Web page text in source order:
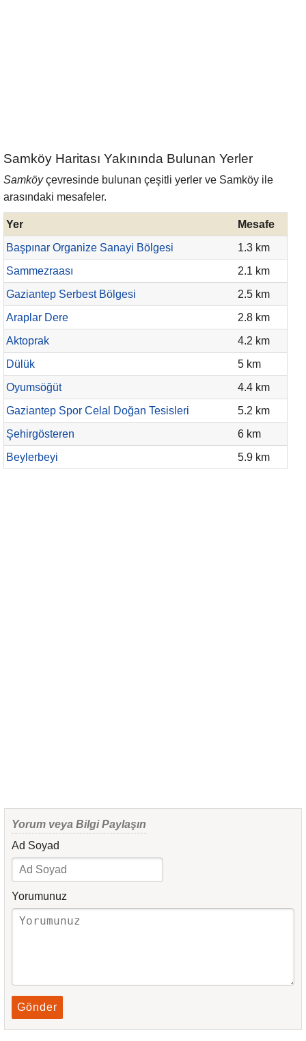
Samköy Haritası Yakınında Bulunan Yerler
Samköyçevresinde bulunan çeşitli yerler ve Samköy ile
arasındaki mesafeler.
Yer
Mesafe
Başpınar Organize Sanayi Bölgesi
1.3 km
Sammezraası
2.1 km
Gaziantep Serbest Bölgesi
2.5 km
Araplar Dere
2.8 km
Aktoprak
4.2 km
Dülük
5 km
Oyumsöğüt
4.4 km
Gaziantep Spor Celal Doğan Tesisleri
5.2 km
Şehirgösteren
6 km
Beylerbeyi
5.9 km
Yorum veya Bilgi Paylaşın
Ad Soyad
Yorumunuz
Gönder